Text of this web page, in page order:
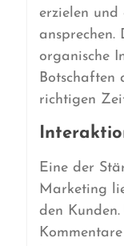
erzielen
ansprechen.
organische
Botschaften
richtigen
Eine der
Marketing
den